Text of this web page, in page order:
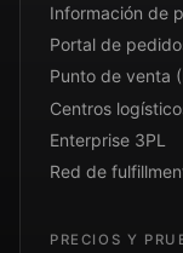
Información de
Portal de
Punto de venta
Centros
Enterprise 3PL
Red de
PRECIOS Y